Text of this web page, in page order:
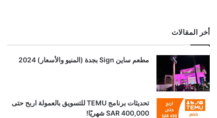
أخر المقالات
مطعم ساين Sign بجدة (المنيو والأسعار) 2024
تحديثات برنامج TEMU للتسويق بالعمولة اربح حتى
SAR 400,000 شهريًا!